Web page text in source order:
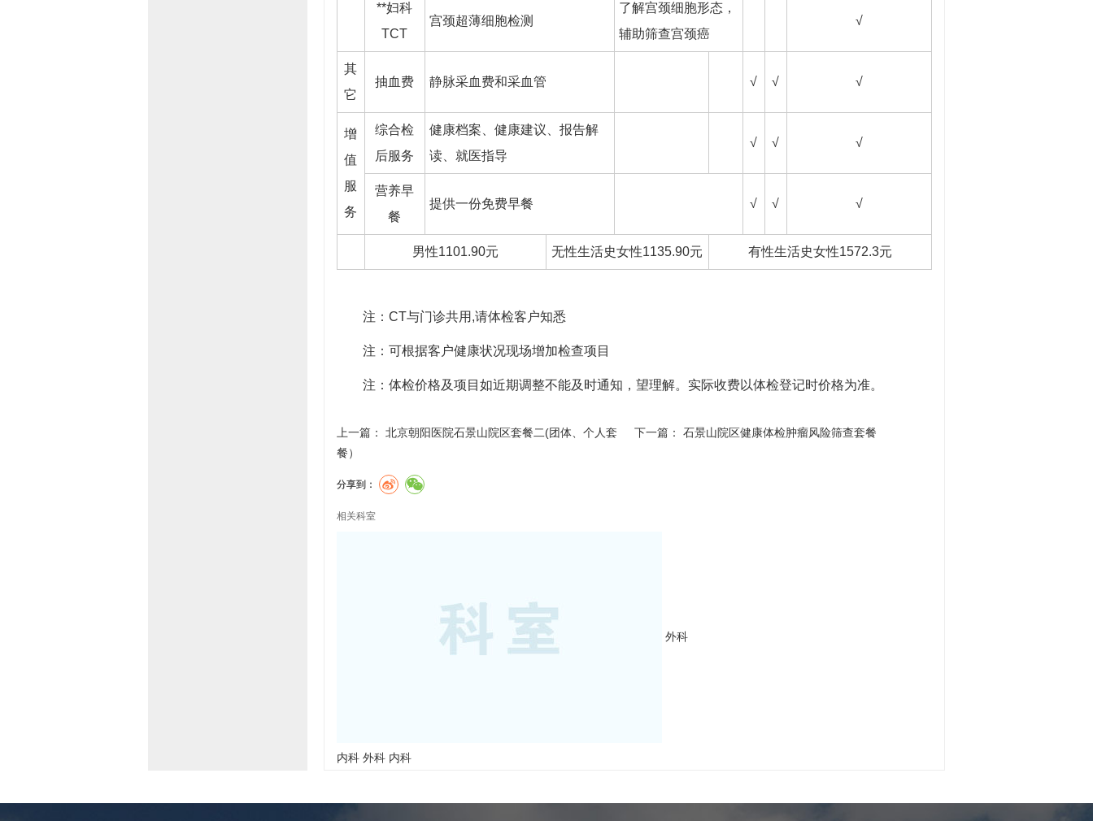
**妇科
TCT
宫颈超薄细胞检测
了解宫颈细胞形态，
辅助筛查宫颈癌
√
其
它
抽血费 静脉采血费和采血管 √ √ √
增
值
服
务
综合检
后服务
健康档案、健康建议、报告解
读、就医指导
√ √ √
营养早
餐
提供一份免费早餐 √ √ √
男性1101.90元 无性生活史女性1135.90元 有性生活史女性1572.3元
注：CT与门诊共用,请体检客户知悉
注：可根据客户健康状况现场增加检查项目
注：体检价格及项目如近期调整不能及时通知，望理解。实际收费以体检登记时价格为准。
上一篇：
北京朝阳医院石景山院区套餐二(团体、个人套
餐）
下一篇： 石景山院区健康体检肿瘤风险筛查套餐
分享到：
相关科室
外科
内科 外科 内科